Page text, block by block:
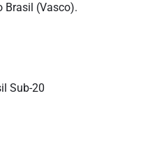
Brasil (Vasco).
Sub-20